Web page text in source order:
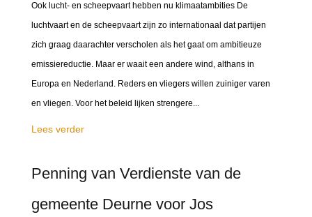
Ook lucht- en scheepvaart hebben nu klimaatambities De
luchtvaart en de scheepvaart zijn zo internationaal dat partijen
zich graag daarachter verscholen als het gaat om ambitieuze
emissiereductie. Maar er waait een andere wind, althans in
Europa en Nederland. Reders en vliegers willen zuiniger varen
en vliegen. Voor het beleid lijken strengere...
Lees verder
Penning van Verdienste van de
gemeente Deurne voor Jos